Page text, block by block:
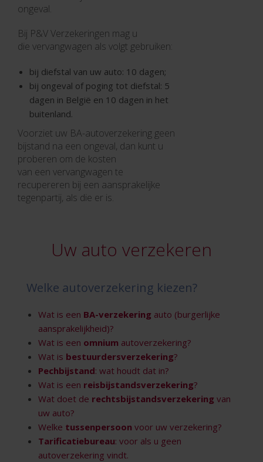
ongeval.
Bij P&V Verzekeringen mag u
die vervangwagen als volgt gebruiken:
bij diefstal van uw auto: 10 dagen;
bij ongeval of poging tot diefstal: 5
dagen in België en 10 dagen in het
buitenland.
Voorziet uw BA-autoverzekering geen
bijstand na een ongeval, dan kunt u
proberen om de kosten
van een vervangwagen te
recupereren bij een aansprakelijke
tegenpartij, als die er is.
Uw auto verzekeren
Welke autoverzekering kiezen?
Wat is een BA-verzekering auto (burgerlijke
aansprakelijkheid)?
Wat is een omnium autoverzekering?
Wat is bestuurdersverzekering?
Pechbijstand: wat houdt dat in?
Wat is een reisbijstandsverzekering?
Wat doet de rechtsbijstandsverzekering van
uw auto?
Welke tussenpersoon voor uw verzekering?
Tarificatiebureau: voor als u geen
autoverzekering vindt.